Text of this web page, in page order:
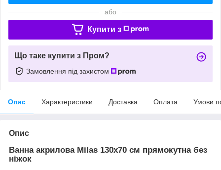
або
Купити з
Що таке купити з Пром?
Замовлення під захистом
Опис Характеристики Доставка Оплата Умови
Опис
Ванна акрилова Milas 130x70 см прямокутна без
ніжок